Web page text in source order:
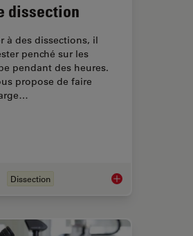
dissection
à des dissections, il
penché sur les
pendant des heures.
propose de faire
Dissection Microscopes de